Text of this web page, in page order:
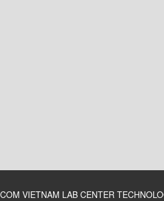
VIETNAM LAB CENTER